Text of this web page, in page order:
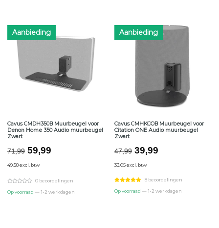
Aanbieding
Cavus CMDH350B Muurbeugel voor
Denon Home 350 Audio muurbeugel
Zwart
71,99 Oorspronkelijke
was:
€71,99.
59,99Huidige
€59,99.
49.58 excl. btw
0 beoordelingen
Op voorraad — 1-2 werkdagen
Aanbieding
Cavus CMHKCOB Muurbeugel voor
Citation ONE Audio muurbeugel
Zwart
47,99 Oorspronkelijke
was:
€47,99.
39,99Huidige
€39,99.
33.05 excl. btw
8 beoordelingen
Op voorraad — 1-2 werkdagen